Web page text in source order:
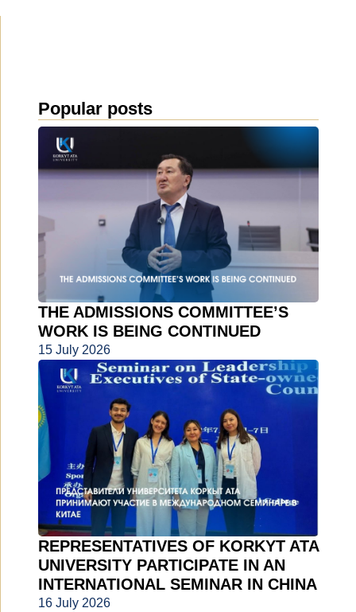
Popular posts
THE ADMISSIONS COMMITTEE’S
WORK IS BEING CONTINUED
15 July 2026
REPRESENTATIVES OF KORKYT ATA
UNIVERSITY PARTICIPATE IN AN
INTERNATIONAL SEMINAR IN CHINA
16 July 2026